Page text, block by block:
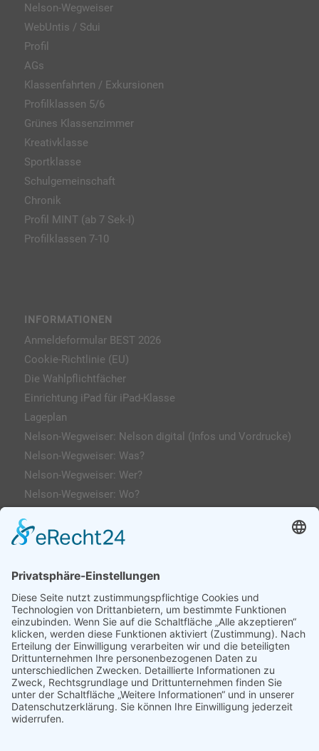
Nelson-Wegweiser
WebUntis / Sdui
Profil
AGs
Klassenfahrten / Exkursionen
Profilklassen 5/6
Grünes Klassenzimmer
Kreativklasse
Sportklasse
Schulgemeinschaft
Chronik
Profil MINT (ab 7 Sek-I)
Profilklassen 7-10
INFORMATIONEN
Anmeldeformular BEST 2026
Cookie-Richtlinie (EU)
Die Wahlpflichtfächer
Einrichtung iPad für iPad-Klasse
Lageplan
Nelson-Wegweiser: Nelson digital (Infos und Vordrucke)
Nelson-Wegweiser: Was?
Nelson-Wegweiser: Wer?
Nelson-Wegweiser: Wo?
Impressum
AGs
Klassenfahrten / Exkursionen
Profilklassen 5/6
Formulare & Downloads
Nelson-Wegweiser
WebUntis / Sdui
Grünes Klassenzimmer
Kreativklasse
Sportklasse